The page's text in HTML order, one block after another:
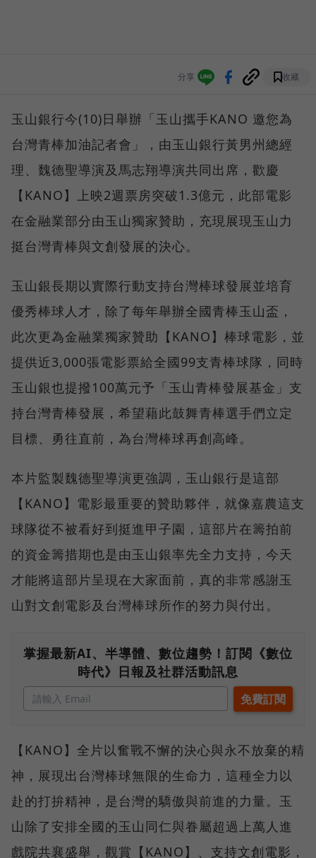
分享 收藏
玉山銀行今(10)日舉辦「玉山攜手KANO 邀您為
台灣青棒加油記者會」，由玉山銀行黃男州總經
理、魏德聖導演及馬志翔導演共同出席，歡慶
【KANO】上映2週票房突破1.3億元，此部電影
在金融業部分由玉山獨家贊助，充現展現玉山力
挺台灣青棒與文創發展的決心。
玉山銀長期以實際行動支持台灣棒球發展並培育
優秀棒球人才，除了每年舉辦全國青棒玉山盃，
此次更為金融業獨家贊助【KANO】棒球電影，並
提供近3,000張電影票給全國99支青棒球隊，同時
玉山銀也提撥100萬元予「玉山青棒發展基金」支
持台灣青棒發展，希望藉此鼓舞青棒選手們立定
目標、勇往直前，為台灣棒球再創高峰。
本片監製魏德聖導演更強調，玉山銀行是這部
【KANO】電影最重要的贊助夥伴，就像嘉農這支
球隊從不被看好到挺進甲子園，這部片在籌拍前
的資金籌措期也是由玉山銀率先全力支持，今天
才能將這部片呈現在大家面前，真的非常感謝玉
山對文創電影及台灣棒球所作的努力與付出。
掌握最新AI、半導體、數位趨勢！訂閱《數位
時代》日報及社群活動訊息
【KANO】全片以奮戰不懈的決心與永不放棄的精
神，展現出台灣棒球無限的生命力，這種全力以
赴的打拚精神，是台灣的驕傲與前進的力量。玉
山除了安排全國的玉山同仁與眷屬超過上萬人進
戲院共襄盛舉，觀賞【KANO】、支持文創電影，